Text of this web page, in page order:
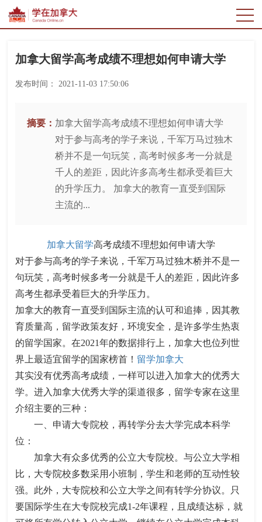
加拿大留学高考成绩不理想如何申请大学
发布时间： 2021-11-03 17:50:06
摘要： 加拿大留学高考成绩不理想如何申请大学
对于参与高考的学子来说，千军万马过独木
桥并不是一句玩笑，高考时候多考一分就是
千人的差距，因此许多高考生都承受着巨大
的升学压力。 加拿大的教育一直受到国际
主流的...
加拿大留学高考成绩不理想如何申请大学
对于参与高考的学子来说，千军万马过独木桥并不是一
句玩笑，高考时候多考一分就是千人的差距，因此许多
高考生都承受着巨大的升学压力。
加拿大的教育一直受到国际主流的认可和追捧，因其教
育质量高，留学政策友好，环境安全，是许多学生热衷
的留学国家。在2021年的数据排行上，加拿大也位列世
界上最适宜留学的国家榜首！ 留学加拿大
其实没有优秀高考成绩，一样可以进入加拿大的优秀大
学。进入加拿大优秀大学的渠道很多，留学专家在这里
介绍主要的三种：
一、申请大专院校，再转学分去大学完成本科学
位：
加拿大有众多优秀的公立大专院校。与公立大学相
比，大专院校多数采用小班制，学生和老师的互动性较
强。此外，大专院校和公立大学之间有转学分协议。只
要国际学生在大专院校完成1-2年课程，且成绩达标，就